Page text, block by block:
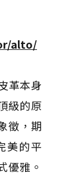
alto/
革本身
級的原
徵，期
美的平
優雅。